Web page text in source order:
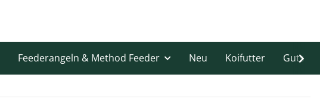
Feederangeln & Method Feeder Neu Koifutter